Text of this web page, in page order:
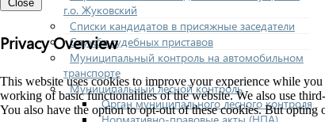
г.о. Жуковский
Списки кандидатов в присяжные заседатели
Служба судебных приставов
Муниципальный контроль на автомобильном
транспорте
Муниципальный лесной контроль
Орган муниципального лесного контроля
Нормативно-правовые акты (НПА),
Close
Privacy Overview
This website uses cookies to improve your experience while
working of basic functionalities of the website. We also use
You also have the option to opt-out of these cookies. But